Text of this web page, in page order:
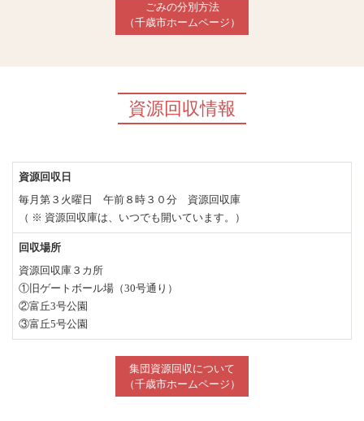
ごみの分別方法
（千歳市ホームページ）
資源回収情報
資源回収日
毎月第３火曜日 午前８時３０分 資源回収庫
（ ※ 資源回収庫は、いつでも開いています。）
回収場所
資源回収庫３カ所
①旧ゲートボール場（30号通り）
②富丘3号公園
③富丘5号公園
集団資源回収について
（千歳市ホームページ）